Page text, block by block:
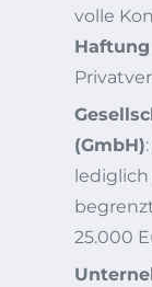
volle
Haftung
(GmbH)
25.000